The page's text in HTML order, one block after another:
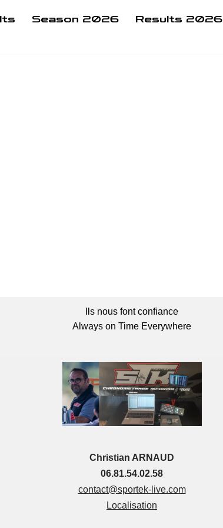
Season 2026 Results 2026
Ils nous font confiance
Always on Time Everywhere
Christian ARNAUD
06.81.54.02.58
contact@sportek-live.com
Localisation